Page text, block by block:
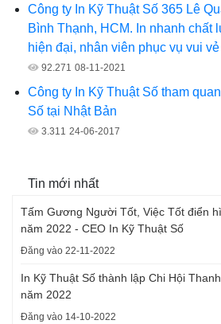
Công ty In Kỹ Thuật Số 365 Lê
Bình Thạnh, HCM. In nhanh chất
hiện đại, nhân viên phục vụ vui vẻ
92.271 08-11-2021
Công ty In Kỹ Thuật Số tham
Số tại Nhật Bản
3.311 24-06-2017
Tin mới nhất
Tấm Gương Người Tốt, Việc Tốt điển
năm 2022 - CEO In Kỹ Thuật Số
Đăng vào 22-11-2022
In Kỹ Thuật Số thành lập Chi Hội
năm 2022
Đăng vào 14-10-2022